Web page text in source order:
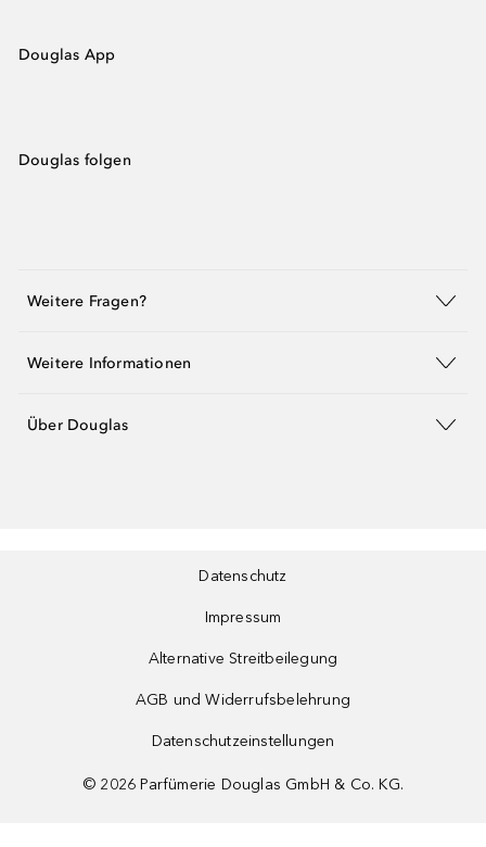
Douglas App
Douglas folgen
Weitere Fragen?
Weitere Informationen
Über Douglas
Datenschutz
Impressum
Alternative Streitbeilegung
AGB und Widerrufsbelehrung
Datenschutzeinstellungen
© 2026 Parfümerie Douglas GmbH & Co. KG.